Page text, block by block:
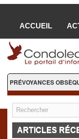
ACCUEIL
PRÉVOYANCES
ARTICLES